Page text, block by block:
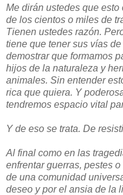
Me dirán ustedes que
de los cientos o miles de
Tienen ustedes razón.
tiene que tener sus vías
demostrar que formamos
hijos de la naturaleza y
animales. Sin entender
rica que quiera. Y
tendremos espacio vital
Y de eso se trata. De
Al final como en las
enfrentar guerras, pestes
de una comunidad
deseo y por el ansia de la